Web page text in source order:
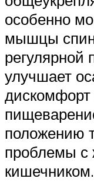
особенно
мышцы
регулярной
улучшает
положению
проблемы с
кишечником.